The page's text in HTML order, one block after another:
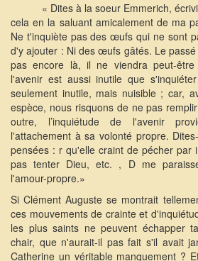
« Dites à la soeur Emmerich,
cela en la saluant amicalement de ma
Ne t'inquiète pas des œufs qui ne sont
d'y ajouter : Ni des œufs gâtés. Le
pas encore là, il ne viendra peut-
l'avenir est aussi inutile que
seulement inutile, mais nuisible ; car,
espèce, nous risquons de ne pas
outre, l’inquiétude de l'avenir
l'attachement à sa volonté propre.
pensées : r qu'elle craint de pécher par
pas tenter Dieu, etc. , D me
l'amour-propre.»
Si Clément Auguste se montrait
ces mouvements de crainte et
les plus saints ne peuvent échapper
chair, que n'aurait-il pas fait s'il avait
Catherine un véritable manquement ?